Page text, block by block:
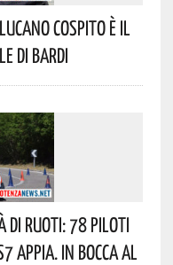
Cospito È Il
Di Bardi
Di Ruoti: 78 Piloti
Appia. In Bocca Al